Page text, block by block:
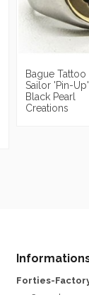
Bague Tattoo
Sailor 'Pin-
Black Pearl
Creations
Forties-